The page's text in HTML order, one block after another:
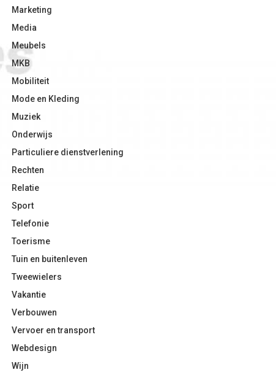
Marketing
Media
Meubels
MKB
Mobiliteit
Mode en Kleding
Muziek
Onderwijs
Particuliere dienstverlening
Rechten
Relatie
Sport
Telefonie
Toerisme
Tuin en buitenleven
Tweewielers
Vakantie
Verbouwen
Vervoer en transport
Webdesign
Wijn